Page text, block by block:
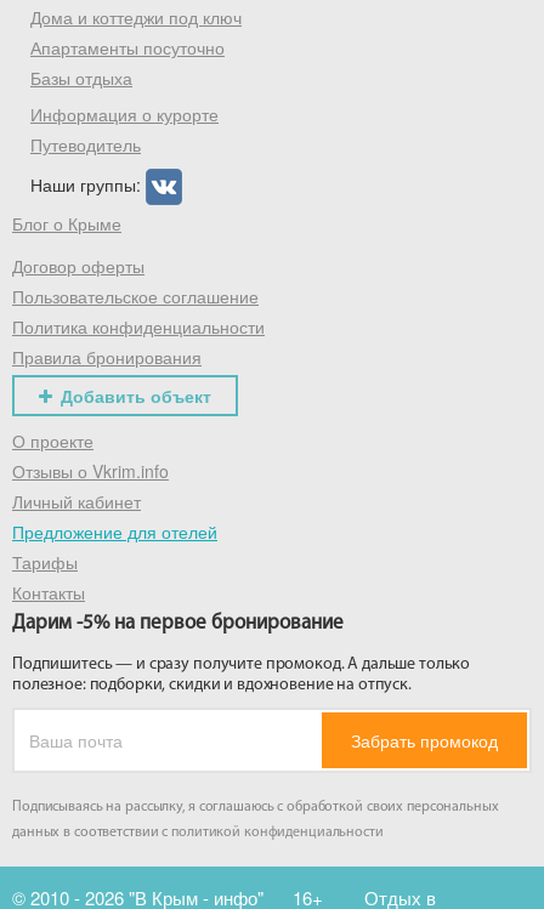
Дома и коттеджи под ключ
Апартаменты посуточно
Базы отдыха
Информация о курорте
Путеводитель
Наши группы:
Блог о Крыме
Договор оферты
Пользовательское соглашение
Политика конфиденциальности
Правила бронирования
Добавить объект
О проекте
Отзывы о Vkrim.info
Личный кабинет
Предложение для отелей
Тарифы
Контакты
Дарим -5% на первое бронирование
Подпишитесь — и сразу получите промокод. А дальше только
полезное: подборки, скидки и вдохновение на отпуск.
Забрать промокод
Подписываясь на рассылку, я соглашаюсь с обработкой своих персональных
данных в соответствии с политикой конфиденциальности
© 2010 - 2026 "В Крым - инфо" 16+ Отдых в